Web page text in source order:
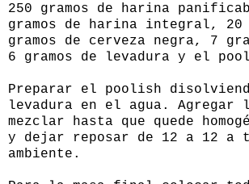
250 gramos de harina
gramos de harina integral, 20
gramos de cerveza negra, 7
6 gramos de levadura y el
Preparar el poolish
levadura en el agua. Agregar
mezclar hasta que quede
y dejar reposar de 12 a 12 a
ambiente.